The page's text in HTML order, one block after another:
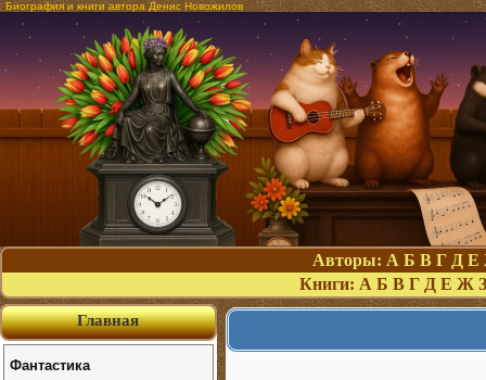
Биография и книги автора Денис Новожилов
Авторы: А Б В Г Д Е
Книги: А Б В Г Д Е Ж З
Главная
Фантастика